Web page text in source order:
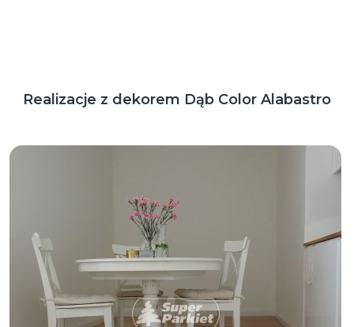
Realizacje z dekorem Dąb Color Alabastro